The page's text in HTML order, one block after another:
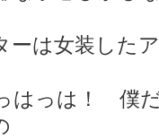
は女装した
はっは！ 僕